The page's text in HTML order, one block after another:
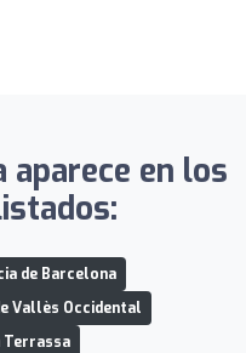
aparece en los
de Barcelona
Vallès Occidental
Terrassa